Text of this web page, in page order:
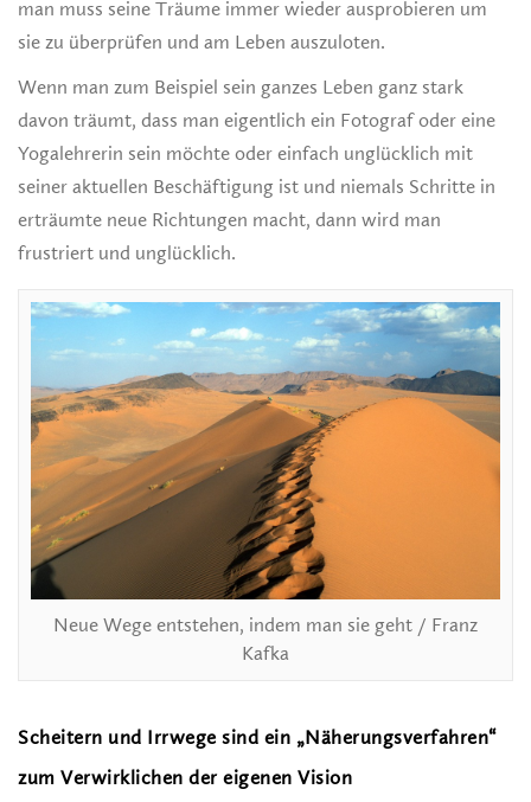
man muss seine Träume immer wieder ausprobieren um
sie zu überprüfen und am Leben auszuloten.
Wenn man zum Beispiel sein ganzes Leben ganz stark
davon träumt, dass man eigentlich ein Fotograf oder eine
Yogalehrerin sein möchte oder einfach unglücklich mit
seiner aktuellen Beschäftigung ist und niemals Schritte in
erträumte neue Richtungen macht, dann wird man
frustriert und unglücklich.
Neue Wege entstehen, indem man sie geht / Franz
Kafka
Scheitern und Irrwege sind ein „Näherungsverfahren“
zum Verwirklichen der eigenen Vision